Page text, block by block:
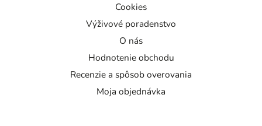
Cookies
Výživové poradenstvo
O nás
Hodnotenie obchodu
Recenzie a spôsob overovania
Moja objednávka